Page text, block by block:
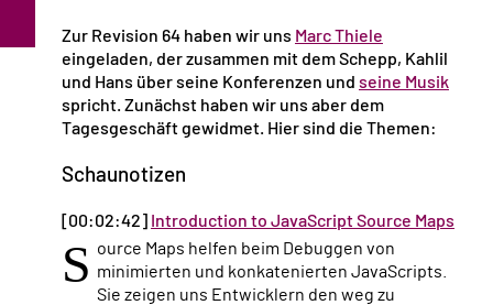
Zur Revision 64 haben wir uns Marc Thiele
eingeladen, der zusammen mit dem Schepp, Kahlil
und Hans über seine Konferenzen und seine Musik
spricht. Zunächst haben wir uns aber dem
Tagesgeschäft gewidmet. Hier sind die Themen:
Schaunotizen
[00:02:42] Introduction to JavaScript Source Maps
S ource Maps helfen beim Debuggen von
minimierten und konkatenierten JavaScripts.
Sie zeigen uns Entwicklern den weg zu